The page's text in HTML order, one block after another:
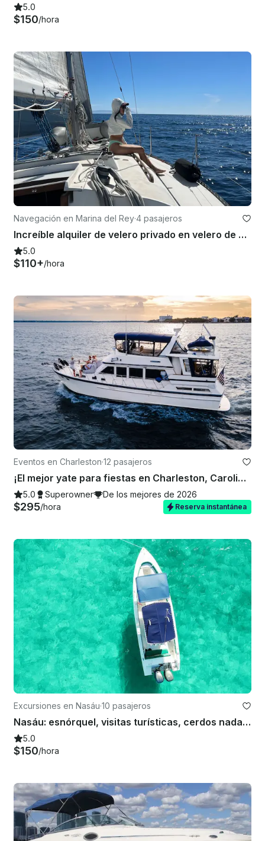
5.0
$150/hora
Navegación en Marina del Rey·4 pasajeros
Increíble alquiler de velero privado en velero de 36 pies en Marina del Rey
5.0
$110+/hora
Eventos en Charleston·12 pasajeros
¡El mejor yate para fiestas en Charleston, Carolina del Sur!
5.0 Superowner De los mejores de 2026
$295/hora Reserva instantánea
Excursiones en Nasáu·10 pasajeros
Nasáu: esnórquel, visitas turísticas, cerdos nadadores, múltiples islas
5.0
$150/hora